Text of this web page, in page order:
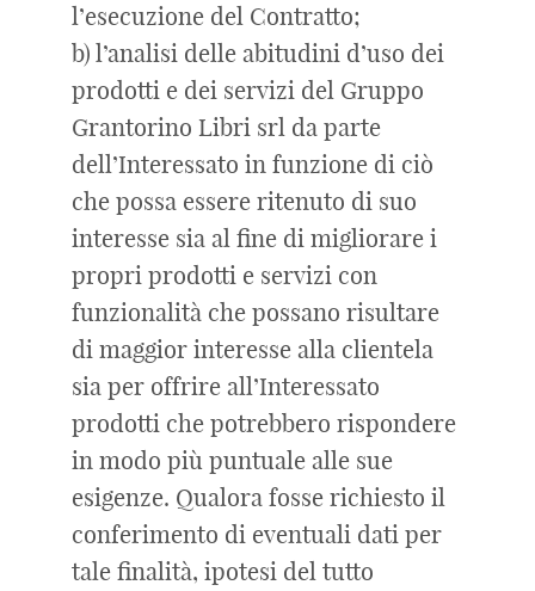
l’esecuzione del Contratto;
b) l’analisi delle abitudini d’uso dei
prodotti e dei servizi del Gruppo
Grantorino Libri srl da parte
dell’Interessato in funzione di ciò
che possa essere ritenuto di suo
interesse sia al fine di migliorare i
propri prodotti e servizi con
funzionalità che possano risultare
di maggior interesse alla clientela
sia per offrire all’Interessato
prodotti che potrebbero rispondere
in modo più puntuale alle sue
esigenze. Qualora fosse richiesto il
conferimento di eventuali dati per
tale finalità, ipotesi del tutto